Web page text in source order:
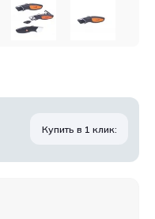
Купить в 1 клик: